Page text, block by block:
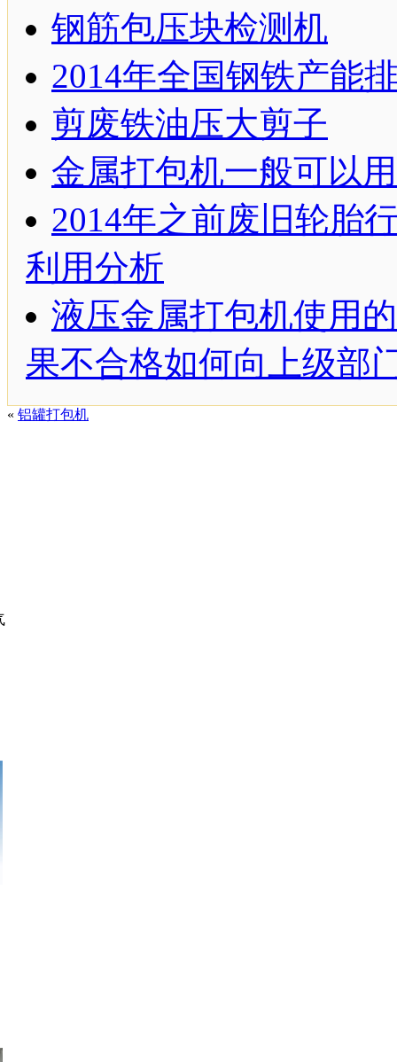
钢筋包压块检测机
2014年全国钢铁产能
剪废铁油压大剪子
金属打包机一般可以
2014年之前废旧轮胎
利用分析
液压金属打包机使用
果不合格如何向上级部
« 铝罐打包机